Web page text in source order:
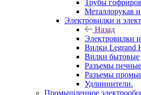
Трубы
Металлорукав
Электровилки и
Назад
Электровилки
Вилки Legrand
Вилки бытовые
Разъемы печные
Разъемы
Удлиннители.
Промышленное